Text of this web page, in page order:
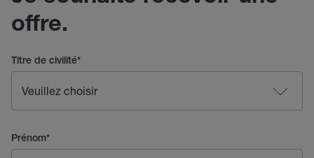
offre.
Titre de civilité*
Prénom*